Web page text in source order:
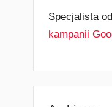
Specjalista
kampanii